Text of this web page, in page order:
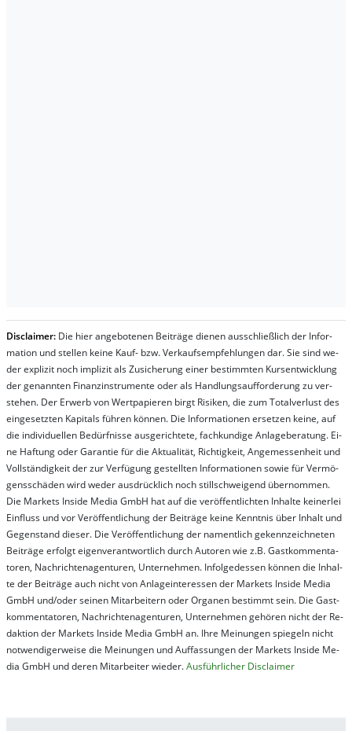
Dis­clai­mer: Die hier an­ge­bo­te­nen Bei­trä­ge die­nen aus­schließ­lich der In­for­
ma­t­ion und stel­len kei­ne Kauf- bzw. Ver­kaufs­em­pfeh­lung­en dar. Sie sind we­
der ex­pli­zit noch im­pli­zit als Zu­sich­er­ung ei­ner be­stim­mt­en Kurs­ent­wick­lung
der ge­nan­nt­en Fi­nanz­in­stru­men­te oder als Handl­ungs­auf­for­der­ung zu ver­
steh­en. Der Er­werb von Wert­pa­pier­en birgt Ri­si­ken, die zum To­tal­ver­lust des
ein­ge­setz­ten Ka­pi­tals füh­ren kön­nen. Die In­for­ma­tion­en er­setz­en kei­ne, auf
die in­di­vi­du­el­len Be­dür­fnis­se aus­ge­rich­te­te, fach­kun­di­ge An­la­ge­be­ra­tung. Ei­
ne Haf­tung oder Ga­ran­tie für die Ak­tu­ali­tät, Rich­tig­keit, An­ge­mes­sen­heit und
Vol­lständ­ig­keit der zur Ver­fü­gung ge­stel­lt­en In­for­ma­tion­en so­wie für Ver­mö­
gens­schä­den wird we­der aus­drück­lich noch stil­lschwei­gend über­nom­men.
Die Mar­kets In­side Me­dia GmbH hat auf die ver­öf­fent­lich­ten In­hal­te kei­ner­lei
Ein­fluss und vor Ver­öf­fent­lich­ung der Bei­trä­ge kei­ne Ken­nt­nis über In­halt und
Ge­gen­stand die­ser. Die Ver­öf­fent­lich­ung der na­ment­lich ge­kenn­zeich­net­en
Bei­trä­ge er­folgt ei­gen­ver­ant­wort­lich durch Au­tor­en wie z.B. Gast­kom­men­ta­
tor­en, Nach­richt­en­ag­en­tur­en, Un­ter­neh­men. In­fol­ge­des­sen kön­nen die In­hal­
te der Bei­trä­ge auch nicht von An­la­ge­in­te­res­sen der Mar­kets In­side Me­dia
GmbH und/oder sei­nen Mit­ar­bei­tern oder Or­ga­nen be­stim­mt sein. Die Gast­
kom­men­ta­tor­en, Nach­rich­ten­ag­en­tur­en, Un­ter­neh­men ge­hör­en nicht der Re­
dak­tion der Mar­kets In­side Me­dia GmbH an. Ihre Mei­nung­en spie­geln nicht
not­wen­di­ger­wei­se die Mei­nung­en und Auf­fas­sung­en der Mar­kets In­side Me­
dia GmbH und de­ren Mit­ar­bei­ter wie­der.Aus­führ­lich­er Dis­clai­mer